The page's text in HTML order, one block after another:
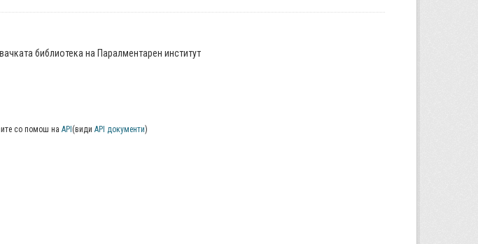
библиотека на Паралментарен институт
со помош на API (види API документи)